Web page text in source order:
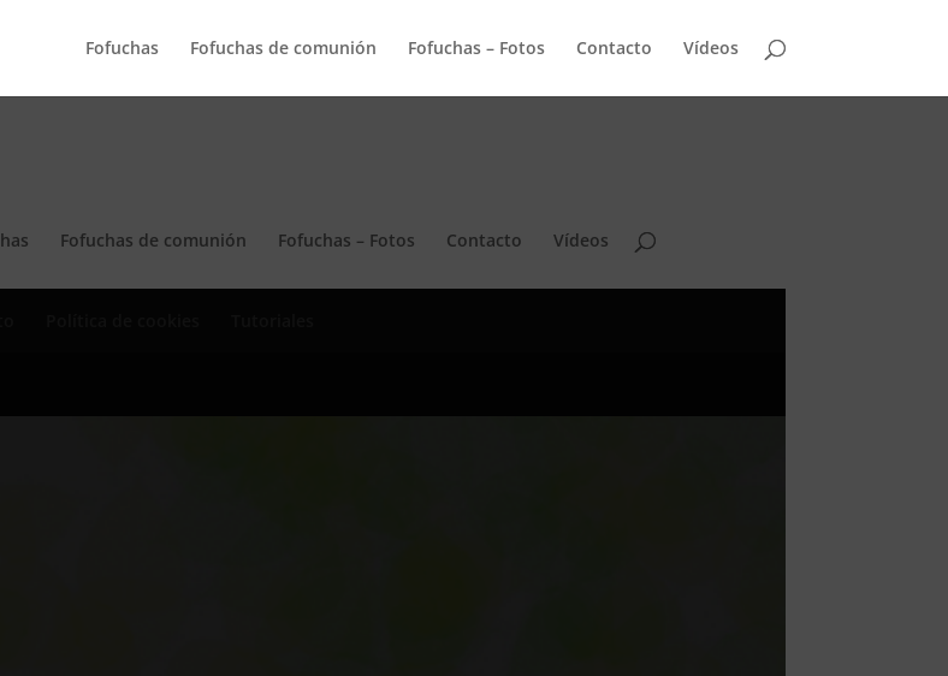
Fofuchas Fofuchas de comunión Fofuchas – Fotos Contacto Vídeos